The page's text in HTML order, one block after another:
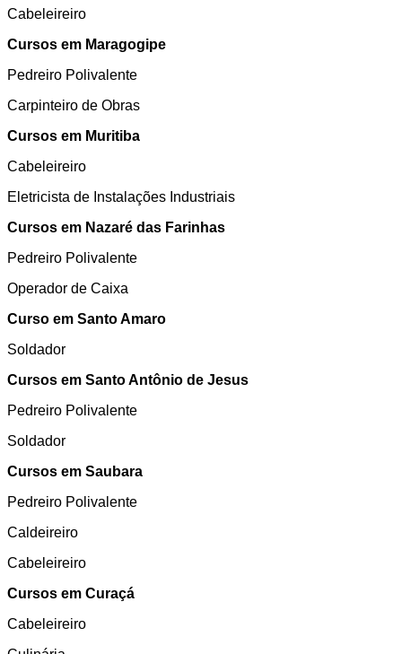
Cabeleireiro
Cursos em Maragogipe
Pedreiro Polivalente
Carpinteiro de Obras
Cursos em Muritiba
Cabeleireiro
Eletricista de Instalações Industriais
Cursos em Nazaré das Farinhas
Pedreiro Polivalente
Operador de Caixa
Curso em Santo Amaro
Soldador
Cursos em Santo Antônio de Jesus
Pedreiro Polivalente
Soldador
Cursos em Saubara
Pedreiro Polivalente
Caldeireiro
Cabeleireiro
Cursos em Curaçá
Cabeleireiro